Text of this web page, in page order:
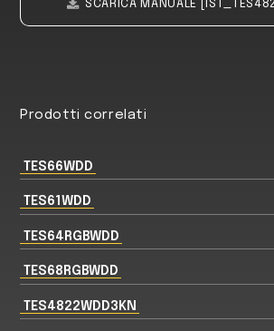
SCARICA MANUALE
Prodotti correlati
TES66WDD
TES61WDD
TES64RGBWDD
TES68RGBWDD
TES4822WDD3KN